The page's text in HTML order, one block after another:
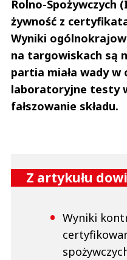
Rolno-Spożywczych
żywność z
Wyniki
na targowiskach są
partia miała wady w
laboratoryjne testy
fałszowanie składu.
Z artykułu
Wyniki